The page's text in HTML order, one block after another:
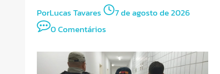
PorLucas Tavares
7 de agosto de 2026
0 Comentários